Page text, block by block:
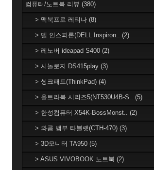
컴퓨터/노트북 리뷰 (380)
> 맥북프로 레티나 (8)
> 델 인스피론(DELL Inspiron.. (2)
> 레노버 ideapad S400 (2)
> 시놀로지 DS415play (3)
> 씽크패드(ThinkPad) (4)
> 울트라북 시리즈5(NT530U4B-S.. (5)
> 한성컴퓨터 X54K-BossMonst.. (2)
> 와콤 뱀부 타블렛(CTH-470) (3)
> 3D모니터 TA950 (5)
> ASUS VIVOBOOK 노트북 (2)